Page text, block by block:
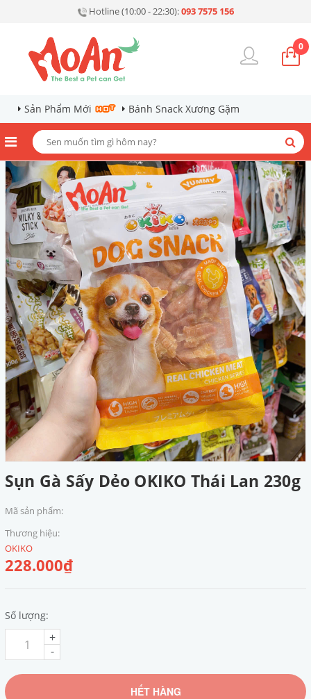
Hotline (10:00 - 22:30):093 7575 156
0
Sản Phẩm Mới Bánh Snack Xương Gặm
Sụn Gà Sấy Dẻo OKIKO Thái Lan 230g
Mã sản phẩm:
Thương hiệu:
OKIKO
228.000₫
Số lượng:
-
+
HẾT HÀNG